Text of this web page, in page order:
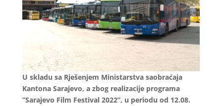
U skladu sa Rješenjem Ministarstva saobraćaja
Kantona Sarajevo, a zbog realizacije programa
”Sarajevo Film Festival 2022”, u periodu od 12.08.